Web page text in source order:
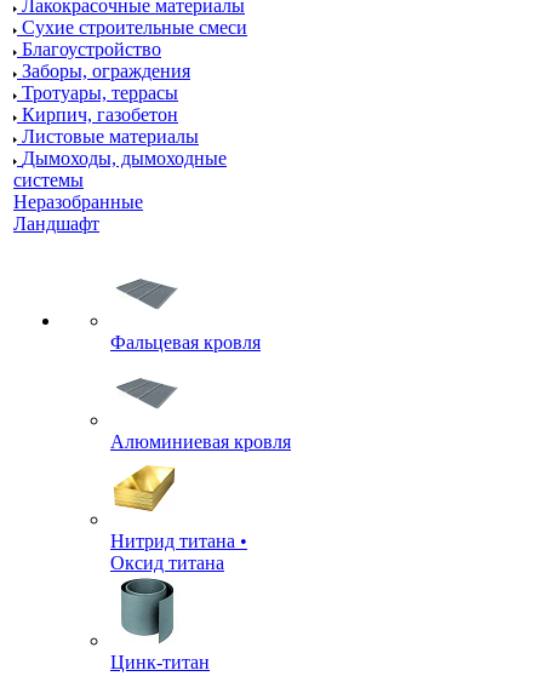
Лакокрасочные материалы
Сухие строительные смеси
Благоустройство
Заборы, ограждения
Тротуары, террасы
Кирпич, газобетон
Листовые материалы
Дымоходы, дымоходные
системы
Неразобранные
Ландшафт
Фальцевая кровля
Алюминиевая кровля
Нитрид титана •
Оксид титана
Цинк-титан